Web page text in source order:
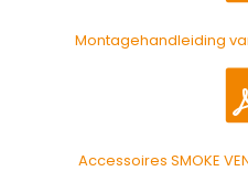
Montagehandleiding
Accessoires SMOKE